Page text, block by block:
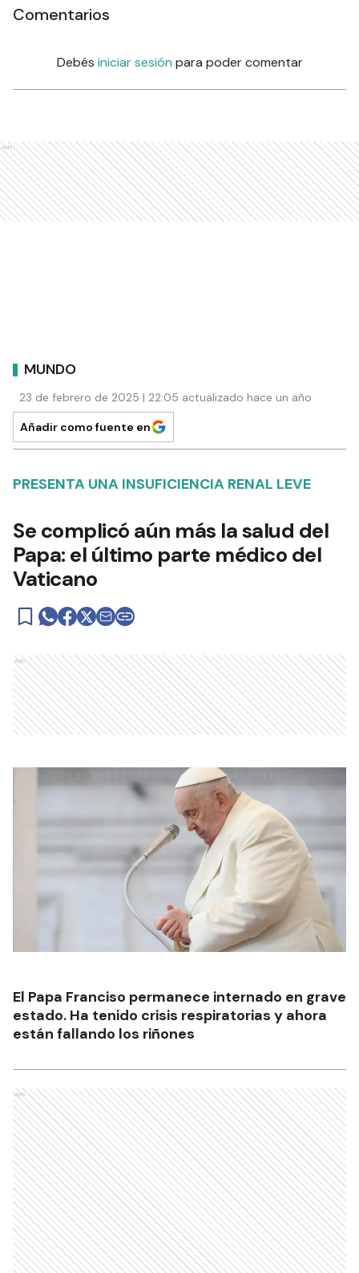
Comentarios
Debés iniciar sesión para poder comentar
Ads
MUNDO
23 de febrero de 2025 | 22:05 actualizado hace un año
Añadir como fuente en
PRESENTA UNA INSUFICIENCIA RENAL LEVE
Se complicó aún más la salud del
Papa: el último parte médico del
Vaticano
Ads
El Papa Franciso permanece internado en grave
estado. Ha tenido crisis respiratorias y ahora
están fallando los riñones
Ads